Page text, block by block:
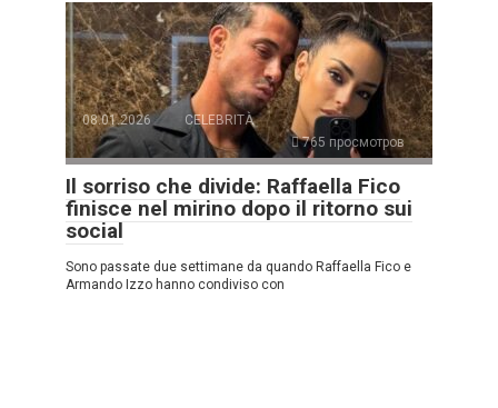
08.01.2026
CELEBRITÀ
765 просмотров
Il sorriso che divide: Raffaella Fico
finisce nel mirino dopo il ritorno sui
social
Sono passate due settimane da quando Raffaella Fico e
Armando Izzo hanno condiviso con